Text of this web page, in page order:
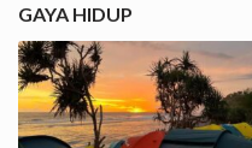
GAYA HIDUP